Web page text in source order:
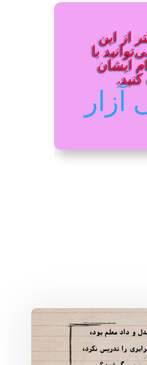
از این
با
ایشان